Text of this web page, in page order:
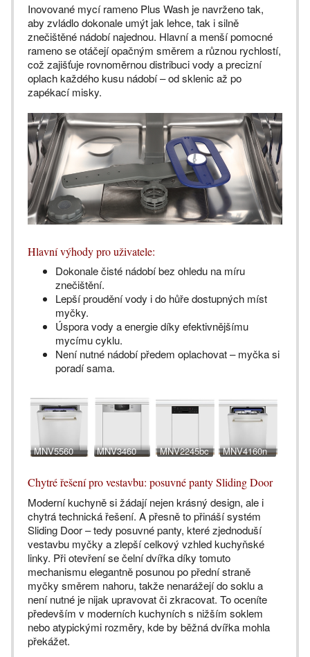
Inovované mycí rameno Plus Wash je navrženo tak,
aby zvládlo dokonale umýt jak lehce, tak i silně
znečištěné nádobí najednou. Hlavní a menší pomocné
rameno se otáčejí opačným směrem a různou rychlostí,
což zajišťuje rovnoměrnou distribuci vody a precizní
oplach každého kusu nádobí – od sklenic až po
zapékací misky.
Hlavní výhody pro uživatele:
Dokonale čisté nádobí bez ohledu na míru
znečištění.
Lepší proudění vody i do hůře dostupných míst
myčky.
Úspora vody a energie díky efektivnějšímu
mycímu cyklu.
Není nutné nádobí předem oplachovat – myčka si
poradí sama.
MNV5560 MNV3460 MNV2245bc MNV4160n
Chytré řešení pro vestavbu: posuvné panty Sliding Door
Moderní kuchyně si žádají nejen krásný design, ale i
chytrá technická řešení. A přesně to přináší systém
Sliding Door – tedy posuvné panty, které zjednoduší
vestavbu myčky a zlepší celkový vzhled kuchyňské
linky. Při otevření se čelní dvířka díky tomuto
mechanismu elegantně posunou po přední straně
myčky směrem nahoru, takže nenarážejí do soklu a
není nutné je nijak upravovat či zkracovat. To oceníte
především v moderních kuchyních s nižším soklem
nebo atypickými rozměry, kde by běžná dvířka mohla
překážet.